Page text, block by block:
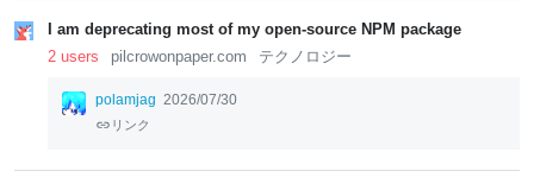
I am deprecating most of my open-source NPM package
2 users
pilcrowonpaper.com テクノロジー
polamjag 2026/07/30
リンク